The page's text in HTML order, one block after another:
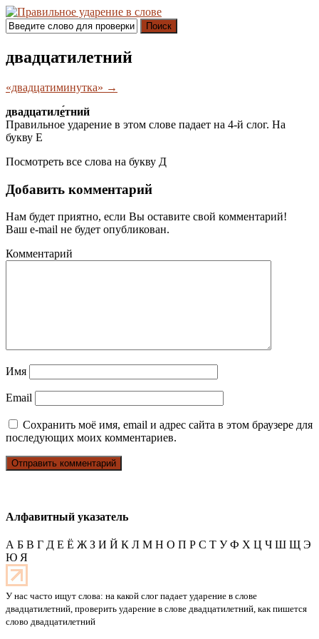
Поиск
двадцатилетний
«двадцатиминутка» →
двадцатиле́тний
Правильное ударение в этом слове падает на 4-й слог. На
букву Е
Посмотреть все слова на букву Д
Добавить комментарий
Нам будет приятно, если Вы оставите свой комментарий!
Ваш e-mail не будет опубликован.
Комментарий
Имя
Email
Сохранить моё имя, email и адрес сайта в этом браузере для
последующих моих комментариев.
Алфавитный указатель
А Б В Г Д Е Ё Ж З И Й К Л М Н О П Р С Т У Ф Х Ц Ч Ш Щ Э
Ю Я
У нас часто ищут слова: на какой слог падает ударение в слове
двадцатилетний, проверить ударение в слове двадцатилетний, как пишется
слово двадцатилетний